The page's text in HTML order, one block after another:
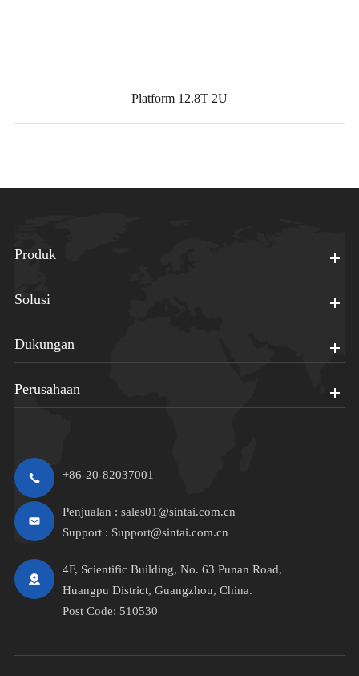
Platform 12.8T 2U
Produk
Solusi
Dukungan
Perusahaan
+86-20-82037001
Penjualan : sales01@sintai.com.cn
Support : Support@sintai.com.cn
4F, Scientific Building, No. 63 Punan Road,
Huangpu District, Guangzhou, China.
Post Code: 510530